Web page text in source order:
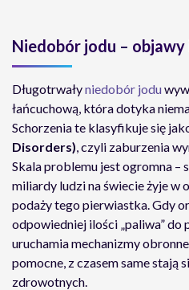
Niedobór jodu – objawy
Długotrwałyniedobór jodu
łańcuchową, która dotyka
Schorzenia te klasyfikuje się
Disorders), czyli zaburzenia
Skala problemu jest ogromna –
miliardy ludzi na świecie żyje w
podaży tego pierwiastka. Gdy
odpowiedniej ilości „paliwa”
uruchamia mechanizmy
pomocne, z czasem same stają
zdrowotnych.